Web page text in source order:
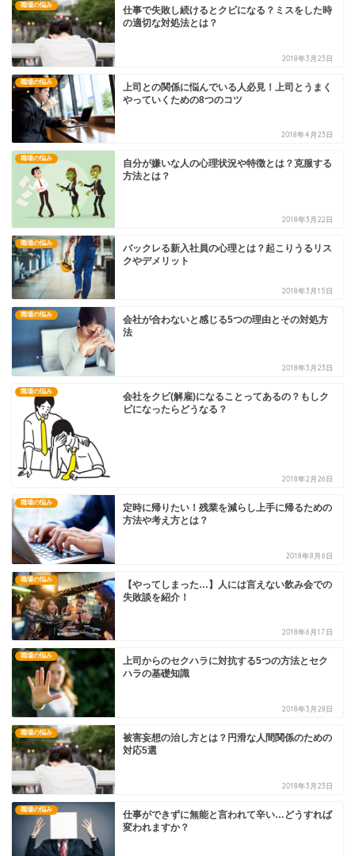
職場の悩み
仕事で失敗し続けるとクビになる？ミスをした時
の適切な対処法とは？
2018年3月23日
職場の悩み
上司との関係に悩んでいる人必見！上司とうまく
やっていくための8つのコツ
2018年4月23日
職場の悩み
自分が嫌いな人の心理状況や特徴とは？克服する
方法とは？
2018年3月22日
職場の悩み
バックレる新入社員の心理とは？起こりうるリス
クやデメリット
2018年3月15日
職場の悩み
会社が合わないと感じる5つの理由とその対処方
法
2018年3月23日
職場の悩み
会社をクビ(解雇)になることってあるの？もしク
ビになったらどうなる？
2018年2月26日
職場の悩み
定時に帰りたい！残業を減らし上手に帰るための
方法や考え方とは？
2018年8月6日
職場の悩み
【やってしまった…】人には言えない飲み会での
失敗談を紹介！
2018年6月17日
職場の悩み
上司からのセクハラに対抗する5つの方法とセク
ハラの基礎知識
2018年3月28日
職場の悩み
被害妄想の治し方とは？円滑な人間関係のための
対応5選
2018年3月23日
職場の悩み
仕事ができずに無能と言われて辛い…どうすれば
変われますか？